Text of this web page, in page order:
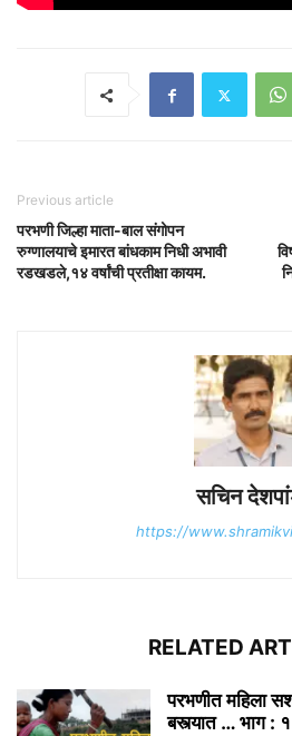
Previous article
परभणी जिल्हा माता-बाल संगोपन
रुग्णालयाचे इमारत बांधकाम निधी अभावी
रडखडले,१४ वर्षांची प्रतीक्षा कायम.
सचिन
https://
RELATED
परभणीत महिला
बस्त्यात … भाग : १